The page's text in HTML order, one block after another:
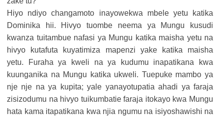
Hiyo ndiyo changamoto inayowekwa mbele yetu katika
Dominika hii. Hivyo tuombe neema ya Mungu kusudi
kwanza tuitambue nafasi ya Mungu katika maisha yetu na
hivyo kutafuta kuyatimiza mapenzi yake katika maisha
yetu. Furaha ya kweli na ya kudumu inapatikana kwa
kuunganika na Mungu katika ukweli. Tuepuke mambo ya
nje nje na ya kupita; yale yanayotupatia ahadi ya faraja
zisizodumu na hivyo tuikumbatie faraja itokayo kwa Mungu
hata kama itapatikana kwa njia ngumu na isiyoshawishi na